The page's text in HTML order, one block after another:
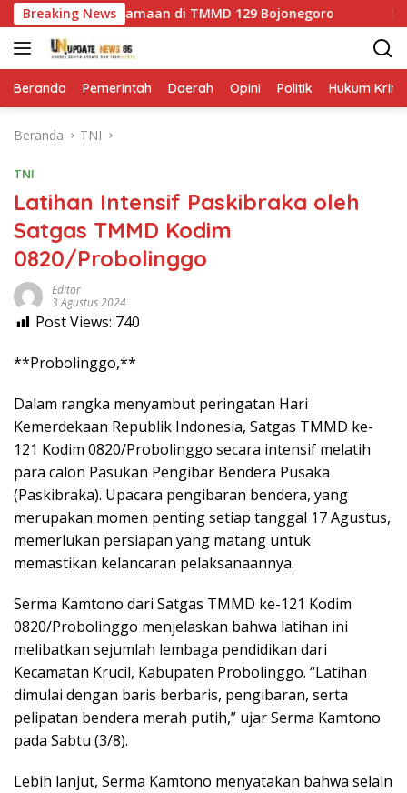
Langsung
ke
konten
Breaking News
Rajut Kebersamaan di TMMD 129 Bojonegoro
Beranda Pemerintah Daerah Opini Politik Hukum
Beranda TNI
TNI
Latihan Intensif Paskibraka oleh
Satgas TMMD Kodim
0820/Probolinggo
Editor
3 Agustus 2024
Post Views: 740
**Probolinggo,**
Dalam rangka menyambut peringatan Hari
Kemerdekaan Republik Indonesia, Satgas TMMD ke-
121 Kodim 0820/Probolinggo secara intensif melatih
para calon Pasukan Pengibar Bendera Pusaka
(Paskibraka). Upacara pengibaran bendera, yang
merupakan momen penting setiap tanggal 17 Agustus,
memerlukan persiapan yang matang untuk
memastikan kelancaran pelaksanaannya.
Serma Kamtono dari Satgas TMMD ke-121 Kodim
0820/Probolinggo menjelaskan bahwa latihan ini
melibatkan sejumlah lembaga pendidikan dari
Kecamatan Krucil, Kabupaten Probolinggo. “Latihan
dimulai dengan baris berbaris, pengibaran, serta
pelipatan bendera merah putih,” ujar Serma Kamtono
pada Sabtu (3/8).
Lebih lanjut, Serma Kamtono menyatakan bahwa selain